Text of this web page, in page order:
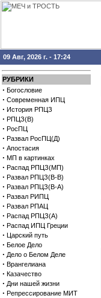
09 Авг, 2026 г. - 17:24
РУБРИКИ
· Богословие
· Современная ИПЦ
· История РПЦЗ
· РПЦЗ(В)
· РосПЦ
· Развал РосПЦ(Д)
· Апостасия
· МП в картинках
· Распад РПЦЗ(МП)
· Развал РПЦЗ(В-В)
· Развал РПЦЗ(В-А)
· Развал РИПЦ
· Развал РПАЦ
· Распад РПЦЗ(А)
· Распад ИПЦ Греции
· Царский путь
· Белое Дело
· Дело о Белом Деле
· Врангелиана
· Казачество
· Дни нашей жизни
· Репрессирование МИТ